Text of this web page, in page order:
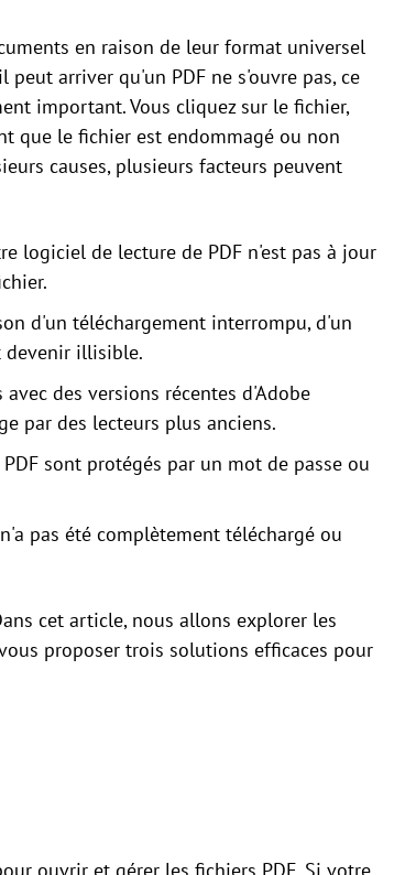
en raison de leur format universel
arriver qu'un PDF ne s'ouvre pas, ce
important. Vous cliquez sur le fichier,
que le fichier est endommagé ou non
causes, plusieurs facteurs peuvent
logiciel de lecture de PDF n'est pas à jour
d'un téléchargement interrompu, d'un
devenir illisible.
des versions récentes d'Adobe
par des lecteurs plus anciens.
sont protégés par un mot de passe ou
pas été complètement téléchargé ou
cet article, nous allons explorer les
proposer trois solutions efficaces pour